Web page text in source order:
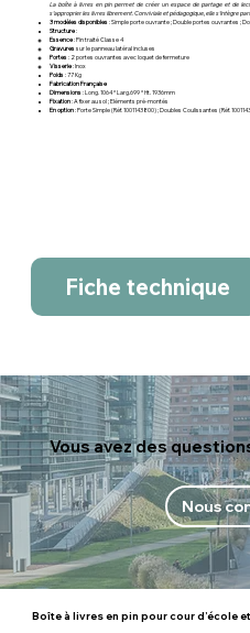
La boîte à livres en pin permet de créer un espace de partage et de
s’approprier les livres librement. Conviviale et pédagogique, elle s’intègre
3 modèles disponibles: Simple porte ouvrante ; Double portes ouvrantes ;
Structure:
Essence: Pin traité Classe 4
Gravures sur le panneau latéral incluses
Portes : 2 portes ouvrantes avec loquet de fermeture
Visserie: Inox
Poids : 77 Kg
Fabrication Française
Dimensions : Long. 1064 * Larg.699 * Ht. 1936mm
Fixation: A fixer au sol ; Eléments pré-montés
En option: Porte Simple (Réf. 1001143800) ; Doubles Coulissantes (Réf.
Fiche technique
Vous avez des
Nous
Boîte à livres en pin pour cour d’école